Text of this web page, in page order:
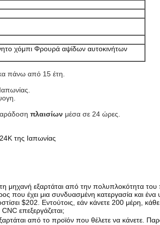
χόμπι Φρουρά αψίδων αυτοκινήτων
πάνω από 15 έτη.
πλαισίων μέσα σε 24 ώρες.
της Ιαπωνίας
μηχανή εξαρτάται από την πολυπλοκότητα του
που έχει μια συνδυασμένη κατεργασία και ένα
$202. Εντούτοις, εάν κάνετε 200 μέρη, κάθε
επεξεργάζεται;
από το προϊόν που θέλετε να κάνετε.